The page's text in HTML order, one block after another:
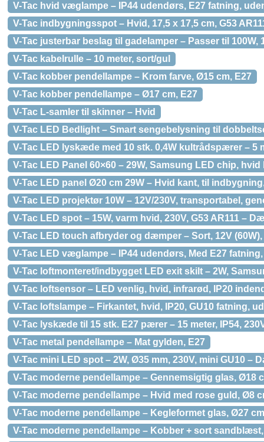
V-Tac hvid væglampe – IP44 udendørs, E27 fatning,
V-Tac indbygningsspot – Hvid, 17,5 x 17,5 cm, G53
V-Tac justerbar beslag til gadelamper – Passer til 100W,
V-Tac kabelrulle – 10 meter, sort/gul
V-Tac kobber pendellampe – Krom farve, Ø15 cm, E27
V-Tac kobber pendellampe – Ø17 cm, E27
V-Tac L-samler til skinner – Hvid
V-Tac LED Bedlight – Smart sengebelysning til
V-Tac LED lyskæde med 10 stk. 0,4W kultrådspærer – 5
V-Tac LED Panel 60×60 – 29W, Samsung LED chip,
V-Tac LED panel Ø20 cm 29W – Hvid kant, til
V-Tac LED projektør 10W – 12V/230V, transportabel,
V-Tac LED spot – 15W, varm hvid, 230V, G53 AR111 –
V-Tac LED touch afbryder og dæmper – Sort, 12V (60W),
V-Tac LED væglampe – IP44 udendørs, Med E27
V-Tac loftmonteret/indbygget LED exit skilt – 2W,
V-Tac loftsensor – LED venlig, hvid, infrarød, IP20
V-Tac loftslampe – Firkantet, hvid, IP20, GU10 fatning,
V-Tac lyskæde til 15 stk. E27 pærer – 15 meter, IP54,
V-Tac metal pendellampe – Mat gylden, E27
V-Tac mini LED spot – 2W, Ø35 mm, 230V, mini GU10
V-Tac moderne pendellampe – Gennemsigtig glas, Ø18
V-Tac moderne pendellampe – Hvid med rose guld, Ø8
V-Tac moderne pendellampe – Kegleformet glas, Ø27
V-Tac moderne pendellampe – Kobber + sort